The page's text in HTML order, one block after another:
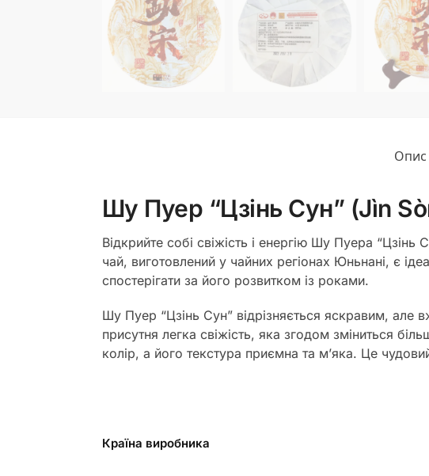
Опис
Шу Пуер “Цзінь Сун” (Jìn
Відкрийте собі свіжість і енергію Шу Пуера
чай, виготовлений у чайних регіонах Юньнані, є
спостерігати за його розвитком із роками.
Шу Пуер “Цзінь Сун” відрізняється яскравим, але
присутня легка свіжість, яка згодом зміниться
колір, а його текстура приємна та м’яка. Це
Країна виробника